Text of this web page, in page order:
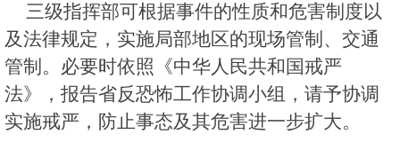
三级指挥部可根据事件的性质和危害制度以
及法律规定，实施局部地区的现场管制、交通
管制。必要时依照《中华人民共和国戒严
法》，报告省反恐怖工作协调小组，请予协调
实施戒严，防止事态及其危害进一步扩大。